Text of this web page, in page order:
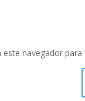
navegador